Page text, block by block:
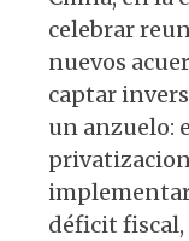
celebrar
nuevos
captar
un anzuelo:
déficit fiscal,